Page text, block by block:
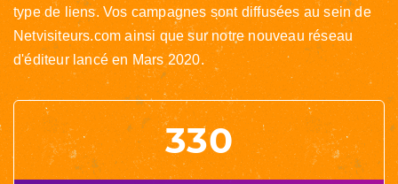
type de liens. Vos campagnes sont diffusées au sein de
Netvisiteurs.com ainsi que sur notre nouveau réseau
d'éditeur lancé en Mars 2020.
330